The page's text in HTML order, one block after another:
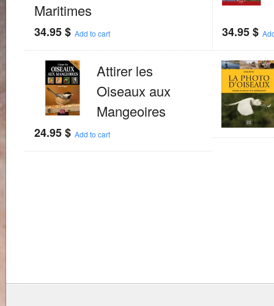
Maritimes
34.95$ Add to cart 34.95$
Attirer les
Oiseaux aux
Mangeoires
24.95$ Add to cart